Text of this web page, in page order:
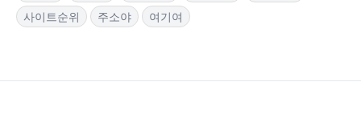
사이트순위
주소야 여기여